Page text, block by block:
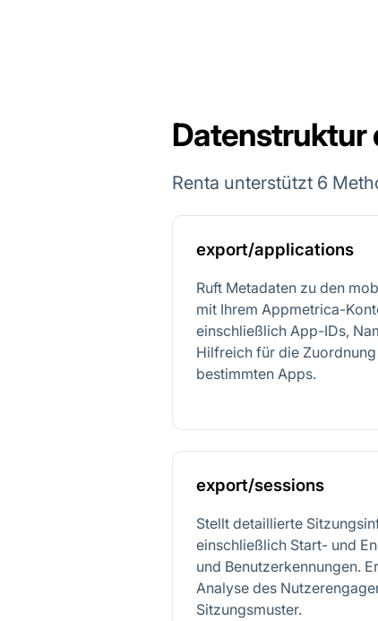
Datenstruktur
Renta unterstützt 6
export/applications
Ruft Metadaten zu den
mit Ihrem Appmetrica-
einschließlich App-IDs,
Hilfreich für die
bestimmten Apps.
export/sessions
Stellt detaillierte
einschließlich Start- und
und Benutzerkennungen.
Analyse des
Sitzungsmuster.